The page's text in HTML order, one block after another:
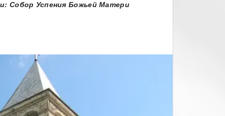
Собор Успения Божьей Матери